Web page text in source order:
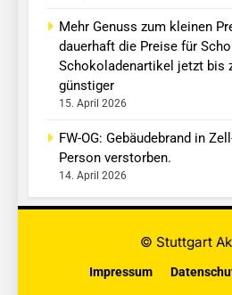
Mehr Genuss zum kleinen
dauerhaft die Preise für
Schokoladenartikel jetzt bis
günstiger
15. April 2026
FW-OG: Gebäudebrand in
Person verstorben.
14. April 2026
© Stuttgart
Impressum